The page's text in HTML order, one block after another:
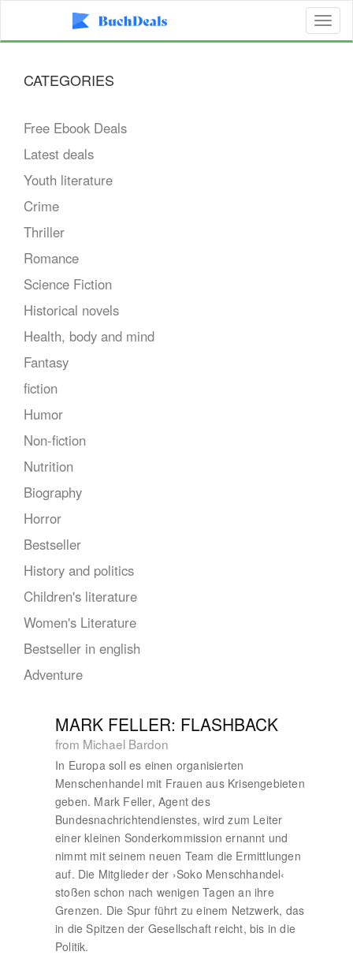
CATEGORIES
Free Ebook Deals
Latest deals
Youth literature
Crime
Thriller
Romance
Science Fiction
Historical novels
Health, body and mind
Fantasy
fiction
Humor
Non-fiction
Nutrition
Biography
Horror
Bestseller
History and politics
Children's literature
Women's Literature
Bestseller in english
Adventure
MARK FELLER: FLASHBACK
from Michael Bardon
In Europa soll es einen organisierten
Menschenhandel mit Frauen aus Krisengebieten
geben. Mark Feller, Agent des
Bundesnachrichtendienstes, wird zum Leiter
einer kleinen Sonderkommission ernannt und
nimmt mit seinem neuen Team die Ermittlungen
auf. Die Mitglieder der ›Soko Menschhandel‹
stoßen schon nach wenigen Tagen an ihre
Grenzen. Die Spur führt zu einem Netzwerk, das
in die Spitzen der Gesellschaft reicht, bis in die
Politik.